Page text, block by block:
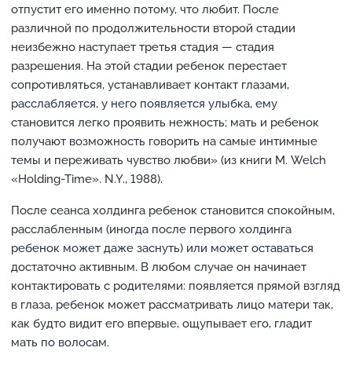
отпустит его именно потому, что любит. После
различной по продолжительности второй стадии
неизбежно наступает третья стадия — стадия
разрешения. На этой стадии ребенок перестает
сопротивляться, устанавливает контакт глазами,
расслабляется, у него появляется улыбка, ему
становится легко проявить нежность; мать и ребенок
получают возможность говорить на самые интимные
темы и переживать чувство любви» (из книги М. Welch
«Holding-Time». N.Y., 1988).
После сеанса холдинга ребенок становится спокойным,
расслабленным (иногда после первого холдинга
ребенок может даже заснуть) или может оставаться
достаточно активным. В любом случае он начинает
контактировать с родителями: появляется прямой взгляд
в глаза, ребенок может рассматривать лицо матери так,
как будто видит его впервые, ощупывает его, гладит
мать по волосам.